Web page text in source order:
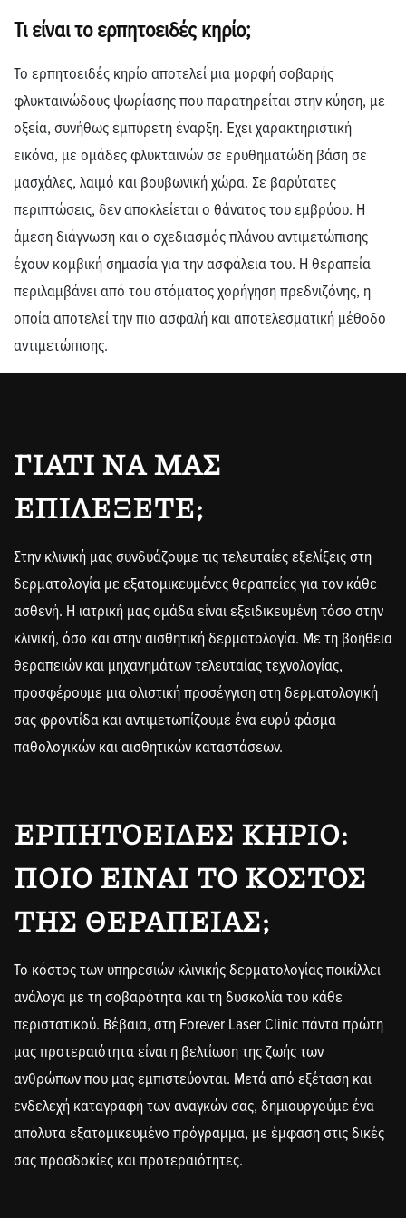
Τι είναι το ερπητοειδές κηρίο;
Το ερπητοειδές κηρίο αποτελεί μια μορφή σοβαρής
φλυκταινώδους ψωρίασης που παρατηρείται στην κύηση, με
οξεία, συνήθως εμπύρετη έναρξη. Έχει χαρακτηριστική
εικόνα, με ομάδες φλυκταινών σε ερυθηματώδη βάση σε
μασχάλες, λαιμό και βουβωνική χώρα. Σε βαρύτατες
περιπτώσεις, δεν αποκλείεται ο θάνατος του εμβρύου. Η
άμεση διάγνωση και ο σχεδιασμός πλάνου αντιμετώπισης
έχουν κομβική σημασία για την ασφάλεια του. Η θεραπεία
περιλαμβάνει από του στόματος χορήγηση πρεδνιζόνης, η
οποία αποτελεί την πιο ασφαλή και αποτελεσματική μέθοδο
αντιμετώπισης.
ΓΙΑΤΊ ΝΑ ΜΑΣ
ΕΠΙΛΈΞΕΤΕ;
Στην κλινική μας συνδυάζουμε τις τελευταίες εξελίξεις στη
δερματολογία με εξατομικευμένες θεραπείες για τον κάθε
ασθενή. Η ιατρική μας ομάδα είναι εξειδικευμένη τόσο στην
κλινική, όσο και στην αισθητική δερματολογία. Με τη βοήθεια
θεραπειών και μηχανημάτων τελευταίας τεχνολογίας,
προσφέρουμε μια ολιστική προσέγγιση στη δερματολογική
σας φροντίδα και αντιμετωπίζουμε ένα ευρύ φάσμα
παθολογικών και αισθητικών καταστάσεων.
ΕΡΠΗΤΟΕΙΔΈΣ ΚΗΡΊΟ:
ΠΟΙΟ ΕΊΝΑΙ ΤΟ ΚΌΣΤΟΣ
ΤΗΣ ΘΕΡΑΠΕΊΑΣ;
Το κόστος των υπηρεσιών κλινικής δερματολογίας ποικίλλει
ανάλογα με τη σοβαρότητα και τη δυσκολία του κάθε
περιστατικού. Βέβαια, στη Forever Laser Clinic πάντα πρώτη
μας προτεραιότητα είναι η βελτίωση της ζωής των
ανθρώπων που μας εμπιστεύονται. Μετά από εξέταση και
ενδελεχή καταγραφή των αναγκών σας, δημιουργούμε ένα
απόλυτα εξατομικευμένο πρόγραμμα, με έμφαση στις δικές
σας προσδοκίες και προτεραιότητες.